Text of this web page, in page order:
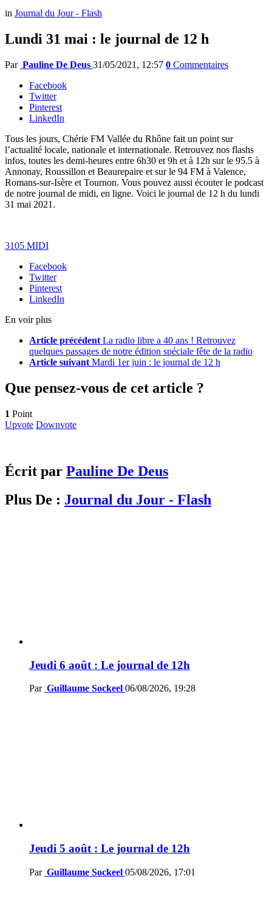
in Journal du Jour - Flash
Lundi 31 mai : le journal de 12 h
Par Pauline De Deus 31/05/2021, 12:57 0 Commentaires
Facebook
Twitter
Pinterest
LinkedIn
Tous les jours, Chérie FM Vallée du Rhône fait un point sur
l’actualité locale, nationale et internationale. Retrouvez nos flashs
infos, toutes les demi-heures entre 6h30 et 9h et à 12h sur le 95.5 à
Annonay, Roussillon et Beaurepaire et sur le 94 FM à Valence,
Romans-sur-Isère et Tournon. Vous pouvez aussi écouter le podcast
de notre journal de midi, en ligne. Voici le journal de 12 h du lundi
31 mai 2021.
3105 MIDI
Facebook
Twitter
Pinterest
LinkedIn
En voir plus
Article précédent La radio libre a 40 ans ! Retrouvez
quelques passages de notre édition spéciale fête de la radio
Article suivant Mardi 1er juin : le journal de 12 h
Que pensez-vous de cet article ?
1 Point
Upvote Downvote
Écrit par Pauline De Deus
Plus De : Journal du Jour - Flash
Jeudi 6 août : Le journal de 12h
Par Guillaume Sockeel 06/08/2026, 19:28
Jeudi 5 août : Le journal de 12h
Par Guillaume Sockeel 05/08/2026, 17:01